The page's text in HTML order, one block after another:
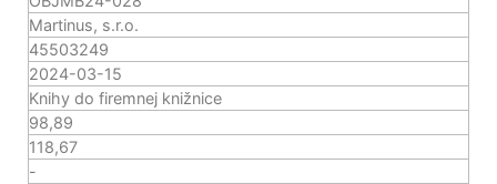
Martinus, s.r.o.
45503249
2024-03-15
Knihy do firemnej knižnice
98,89
118,67
-